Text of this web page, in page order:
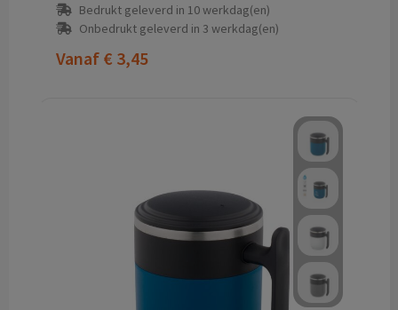
Bedrukt geleverd in 10 werkdag(en)
Onbedrukt geleverd in 3 werkdag(en)
Vanaf € 3,45